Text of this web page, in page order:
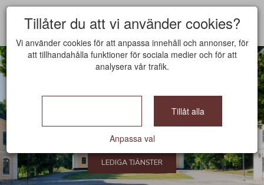
Åkeshofs Slott
LEDIGA TJÄNSTER
Tillåter du att vi använder cookies?
Vi använder cookies för att anpassa innehåll och annonser, för
att tillhandahålla funktioner för sociala medier och för att
analysera vår trafik.
Tillåt alla
Anpassa val